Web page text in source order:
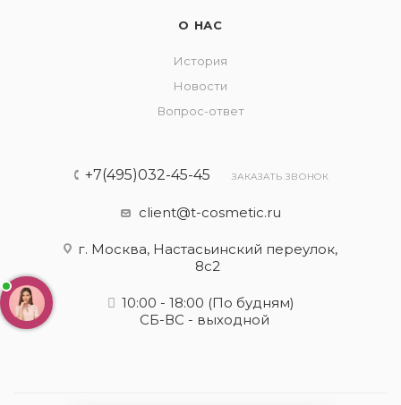
О НАС
История
Новости
Вопрос-ответ
+7(495)032-45-45 ЗАКАЗАТЬ ЗВОНОК
client@t-cosmetic.ru
г. Москва, Настасьинский переулок,
8с2
10:00 - 18:00 (По будням)
СБ-ВС - выходной